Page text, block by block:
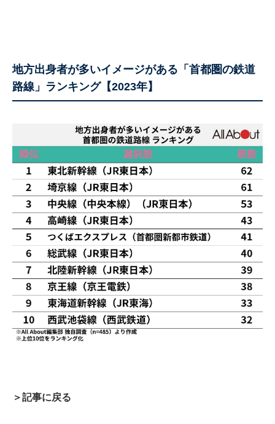
地方出身者が多いイメージがある「首都圏の鉄道
路線」ランキング【2023年】
＞記事に戻る